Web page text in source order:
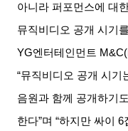
아니라 퍼포먼스에 대
뮤직비디오 공개 시기
YG엔터테인먼트
“뮤직비디오 공개 시기
음원과 함께 공개하기
한다”며 “하지만 싸이 6